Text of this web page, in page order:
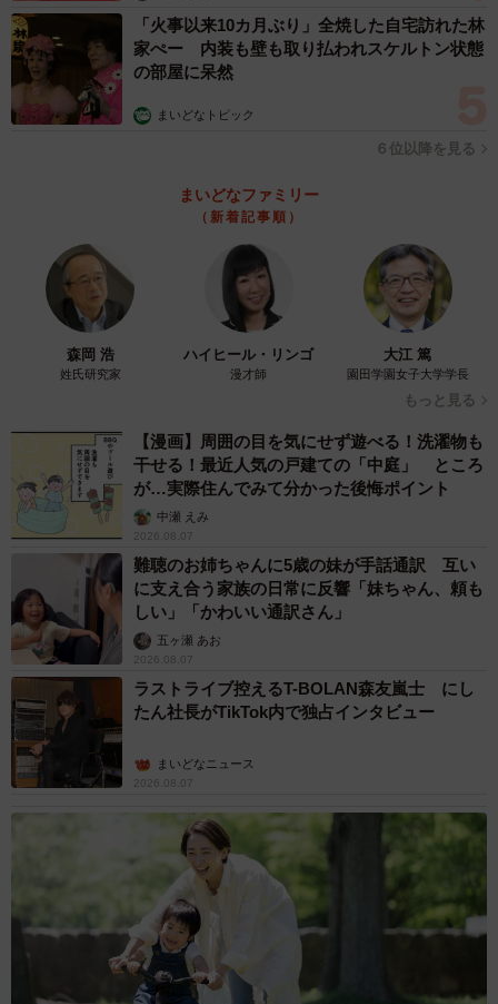
「火事以来10カ月ぶり」全焼した自宅訪れた林
家ぺー 内装も壁も取り払われスケルトン状態
の部屋に呆然
まいどなトピック
６位以降を見る
まいどなファミリー
（新着記事順）
森岡 浩
姓氏研究家
ハイヒール・リンゴ
漫才師
大江 篤
園田学園女子大学学長
もっと見る
【漫画】周囲の目を気にせず遊べる！洗濯物も
干せる！最近人気の戸建ての「中庭」 ところ
が…実際住んでみて分かった後悔ポイント
中瀬 えみ
2026.08.07
難聴のお姉ちゃんに5歳の妹が手話通訳 互い
に支え合う家族の日常に反響「妹ちゃん、頼も
しい」「かわいい通訳さん」
五ヶ瀬 あお
2026.08.07
ラストライブ控えるT-BOLAN森友嵐士 にし
たん社長がTikTok内で独占インタビュー
まいどなニュース
2026.08.07